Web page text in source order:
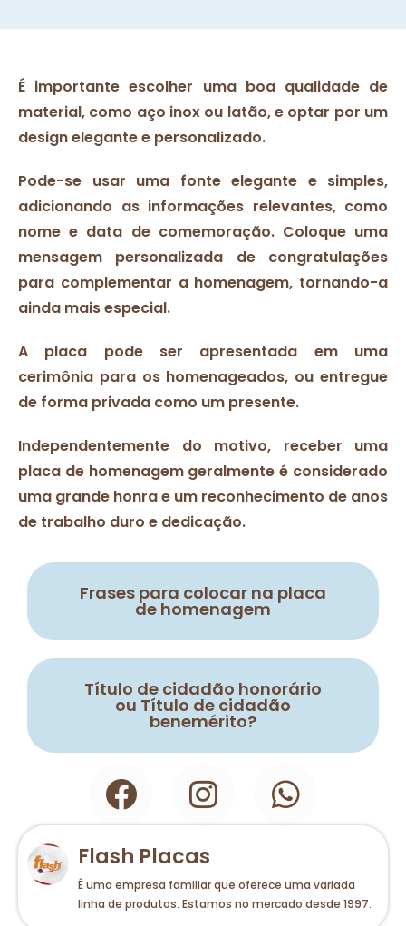
É importante escolher uma boa qualidade de
material, como aço inox ou latão, e optar por um
design elegante e personalizado.
Pode-se usar uma fonte elegante e simples,
adicionando as informações relevantes, como
nome e data de comemoração. Coloque uma
mensagem personalizada de congratulações
para complementar a homenagem, tornando-a
ainda mais especial.
A placa pode ser apresentada em uma
cerimônia para os homenageados, ou entregue
de forma privada como um presente.
Independentemente do motivo, receber uma
placa de homenagem geralmente é considerado
uma grande honra e um reconhecimento de anos
de trabalho duro e dedicação.
Frases para colocar na placa
de homenagem
Título de cidadão honorário
ou Título de cidadão
benemérito?
Flash Placas
É uma empresa familiar que oferece uma variada
linha de produtos. Estamos no mercado desde 1997.